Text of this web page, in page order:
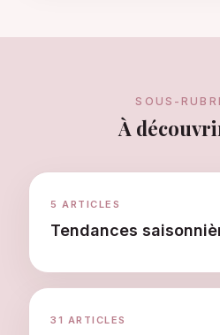
SOUS-
À
5 ARTICLES
Tendances
31 ARTICLES